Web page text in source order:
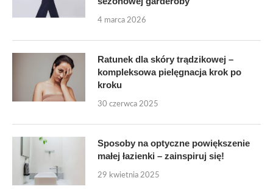
4 marca 2026
Ratunek dla skóry trądzikowej –
kompleksowa pielęgnacja krok po
kroku
30 czerwca 2025
Sposoby na optyczne powiększenie
małej łazienki – zainspiruj się!
29 kwietnia 2025